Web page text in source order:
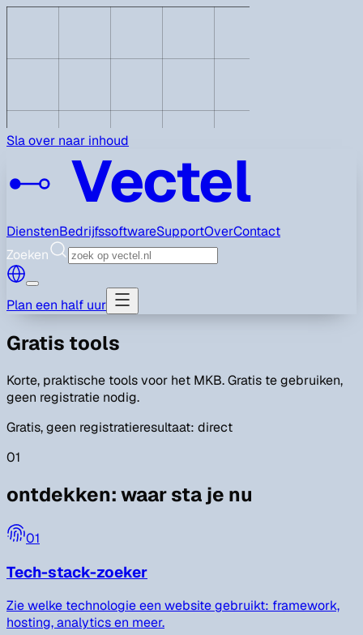
Sla over naar inhoud
Vectel
DienstenBedrijfssoftwareSupportOverContact
Zoeken
Plan een half uur
Gratis tools
Korte, praktische tools voor het MKB. Gratis te gebruiken,
geen registratie nodig.
Gratis, geen registratieresultaat: direct
01
ontdekken:waar sta je nu
01
Tech-stack-zoeker
Zie welke technologie een website gebruikt: framework,
hosting, analytics en meer.